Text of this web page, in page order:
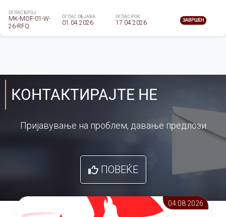
ОГЛАС БРОЈ
MK-MOF-01-W-
26-RFQ.
ОГЛАС ОБЈАВА
01.04.2026
ОГЛАС РОК
17.04.2026 ЗАВРШЕН
КОНТАКТИРАЈТЕ НЕ
Пријавување на проблем, давање предлози
ПОВЕЌЕ
04.08 2026